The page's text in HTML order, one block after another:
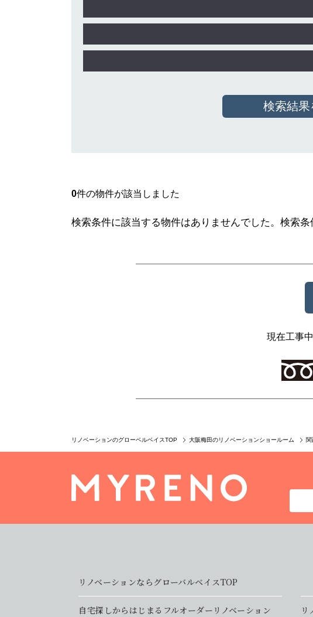
0件の物件が該当しました
検索条件に該当する物件はありませんでした。 検索条
現在工事
リノベーションのグローベルベイスTOP 大阪梅田のリノベーションショールーム
リノベーションならグローバルベイスTOP
自宅探しからはじまるフルオーダーリノベーション リ